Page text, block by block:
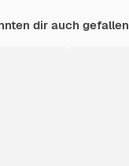
dir auch gefallen